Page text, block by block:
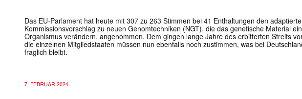
Mit dem |transkript-
E-
Mail
Das EU-Parlament hat heute mit 307 zu 263 Stimmen bei 41 Enthaltungen den
Kommissionsvorschlag zu neuen Genomtechniken (NGT), die das genetische Material
Organismus verändern, angenommen. Dem gingen lange Jahre des erbitterten Streits
die einzelnen Mitgliedstaaten müssen nun ebenfalls noch zustimmen, was bei
fraglich bleibt.
7. FEBRUAR 2024